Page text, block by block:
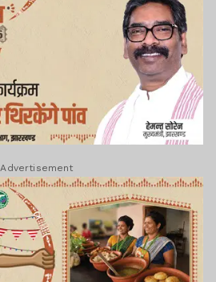
Advertisement